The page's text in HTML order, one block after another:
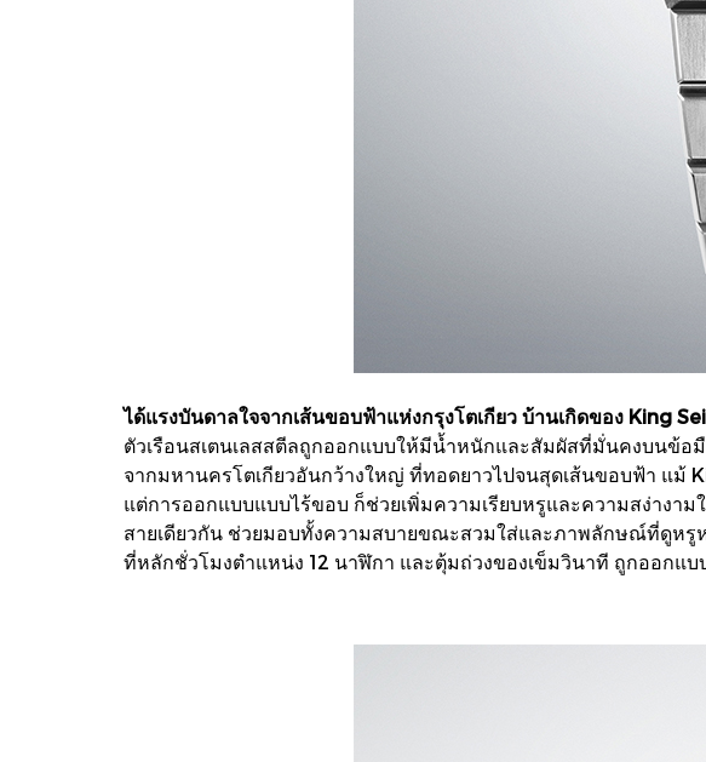
ได้แรงบันดาลใจจากเส้นขอบฟ้าแห่งกรุงโตเกียว บ้านเกิดของ King
ตัวเรือนสเตนเลสสตีลถูกออกแบบให้มีน้ำหนักและสัมผัสที่มั่นคงบนข้อ
จากมหานครโตเกียวอันกว้างใหญ่ ที่ทอดยาวไปจนสุดเส้นขอบฟ้า แม้
แต่การออกแบบแบบไร้ขอบ ก็ช่วยเพิ่มความเรียบหรูและความสง่างา
สายเดียวกัน ช่วยมอบทั้งความสบายขณะสวมใส่และภาพลักษณ์ที่ดูห
ที่หลักชั่วโมงตำแหน่ง 12 นาฬิกา และตุ้มถ่วงของเข็มวินาที ถูกออกแ